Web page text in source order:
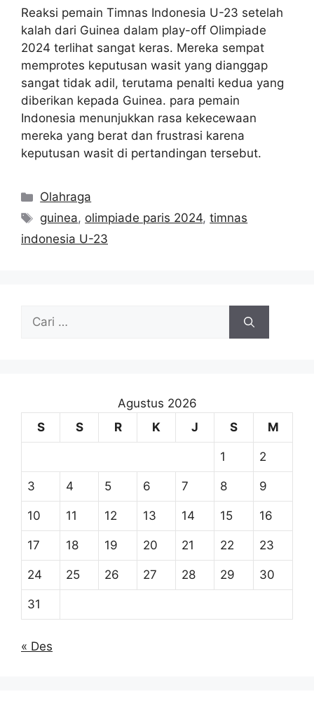
Reaksi pemain Timnas Indonesia U-23 setelah
kalah dari Guinea dalam play-off Olimpiade
2024 terlihat sangat keras. Mereka sempat
memprotes keputusan wasit yang dianggap
sangat tidak adil, terutama penalti kedua yang
diberikan kepada Guinea. para pemain
Indonesia menunjukkan rasa kekecewaan
mereka yang berat dan frustrasi karena
keputusan wasit di pertandingan tersebut.
Kategori
Olahraga
Tag
guinea, olimpiade paris 2024,timnas
indonesia U-23
Cari
Agustus 2026
S
S R K J S M
1 2
3 4 5 6 7 8 9
10 11 12 13 14 15 16
17 18 19 20 21 22 23
24 25 26 27 28 29 30
31
« Des